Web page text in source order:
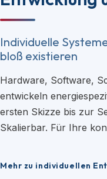
Individuelle
bloß existieren
Hardware, Software,
entwickeln
ersten Skizze bis zur
Skalierbar. Für Ihre
Mehr zu individuellen